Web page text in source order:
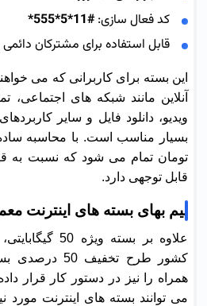
کد فعال سازی:#11*5*555*
قابل استفاده برای مشترکان دائمی
این بسته برای کاربرانی که می
آنلاین مانند شبکه های
ویدیو، دانلود فایل و سایر
تومان تمام می شود که نسبت به
قابل توجهی دارد.
نیم بهای بسته های اینترنت
علاوه بر بسته
کشور طرح
همراه را نیز در دستور کار قرار
می توانند بسته های اینترنت مورد